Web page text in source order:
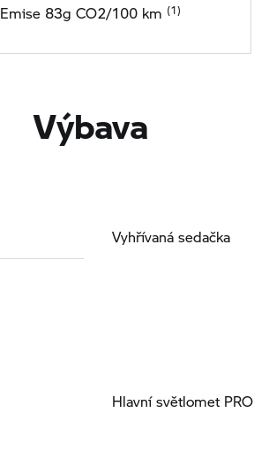
Emise 83g CO2/100 km
Výbava
Vyhřívaná sedačka
Hlavní světlomet PRO